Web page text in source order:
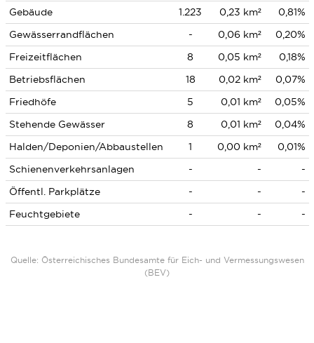
Gebäude
1.223 0,23 km²
0,81%
Gewässerrandflächen
- 0,06 km²
0,20%
Freizeitflächen
8 0,05 km²
0,18%
Betriebsflächen
18 0,02 km²
0,07%
Friedhöfe
5 0,01 km²
0,05%
Stehende Gewässer
8 0,01 km²
0,04%
Halden/Deponien/Abbaustellen
1 0,00 km²
0,01%
Schienenverkehrsanlagen
- -
-
Öffentl. Parkplätze
- -
-
Feuchtgebiete
- - -
Quelle: Österreichisches Bundesamte für Eich- und Vermessungswesen
(BEV)